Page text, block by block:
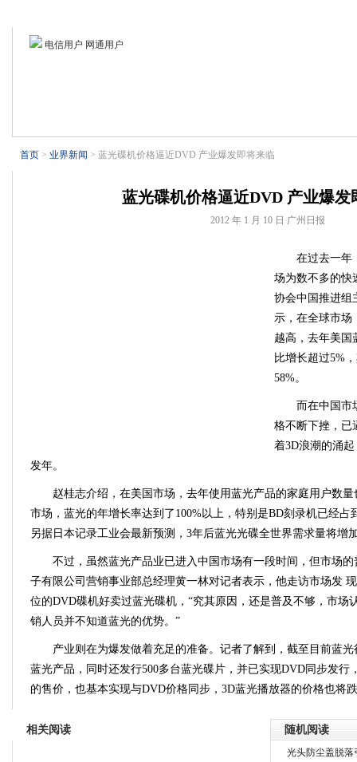
电信用户 网通用户
首页 > 业界新闻 > 蓝光碟机价格逼近DVD 产业爆发即将来临
蓝光碟机价格逼近DVD 产业爆发
2012 年 1 月 10 日 广州日报
在过去一年
场为数不多的快
协会中国推进组
示，在全球市场
越高，去年美国
比增长超过5%
58%。
而在中国市
格不断下挫，已
着3D浪潮的涌
发年。
赵桂志介绍，在美国市场，去年使用蓝光产品的家庭用户数
市场，蓝光的年增长率达到了100%以上，特别是BD刻录机已经占
另据日本记录工业会最新预测，3年后蓝光光碟全世界需求量将增
不过，虽然蓝光产品业已进入中国市场有一段时间，但市场
子有限公司营销事业部总经理黄一林对记者表示，他走访市场发
位的DVD碟机好卖过蓝光碟机，“究其原因，还是普及不够，市场
销人员并不知道蓝光的优势。”
产业则在为爆发做着充足的准备。记者了解到，截至目前蓝
蓝光产品，同时还发行500多台蓝光碟片，并已实现DVD同步发行
的售价，也基本实现与DVD价格同步，3D蓝光播放器的价格也将
相关阅读 随机阅读
光头防尘盖脱落